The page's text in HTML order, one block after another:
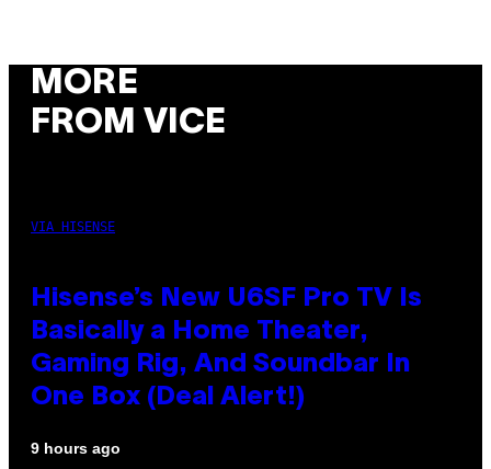
MORE
FROM VICE
VIA HISENSE
Hisense’s New U6SF Pro TV Is
Basically a Home Theater,
Gaming Rig, And Soundbar In
One Box (Deal Alert!)
9 hours ago